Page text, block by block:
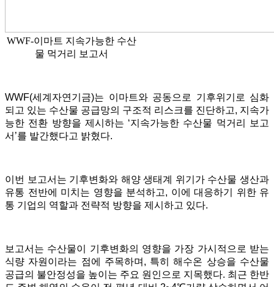
WWF-이마트 지속가능한 수산
물 먹거리 보고서
WWF(세계자연기금)는 이마트와 공동으로 기후위기로 심화
되고 있는 수산물 공급망의 구조적 리스크를 진단하고, 지속가
능한 전환 방향을 제시하는 ‘지속가능한 수산물 먹거리 보고
서’를 발간했다고 밝혔다.
이번 보고서는 기후변화와 해양 생태계 위기가 수산물 생산과
유통 전반에 미치는 영향을 분석하고, 이에 대응하기 위한 유
통 기업의 역할과 전략적 방향을 제시하고 있다.
보고서는 수산물이 기후변화의 영향을 가장 가시적으로 받는
식량 자원이라는 점에 주목하며, 특히 해수온 상승을 수산물
공급의 불안정성을 높이는 주요 원인으로 지목했다. 최근 한반